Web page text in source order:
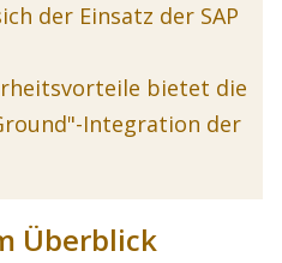
der Einsatz der SAP
bietet die
Integration der
Überblick